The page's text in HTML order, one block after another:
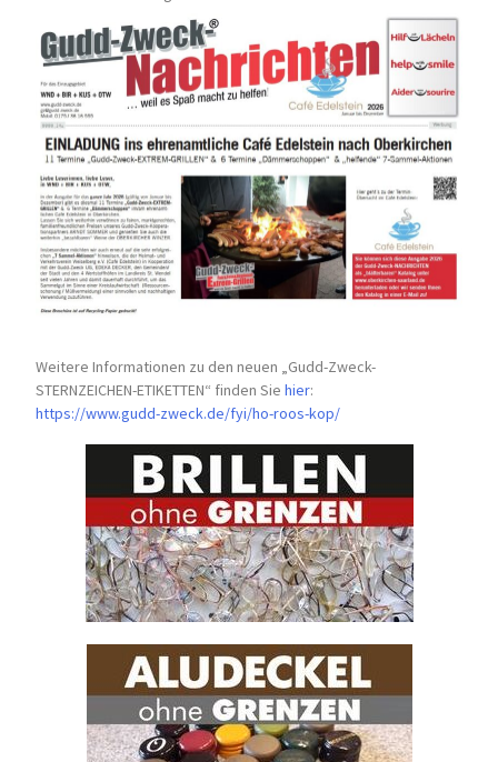
Weitere Informationen zu den neuen „Gudd-Zweck-
STERNZEICHEN-ETIKETTEN“ finden Siehier:
https://www.gudd-zweck.de/fyi/ho-roos-kop/